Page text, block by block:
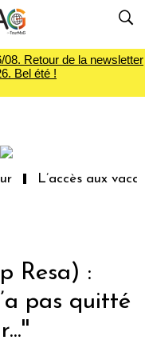
Retour de la newsletter
Bel été !
L’accès aux
Resa) :
pas quitté